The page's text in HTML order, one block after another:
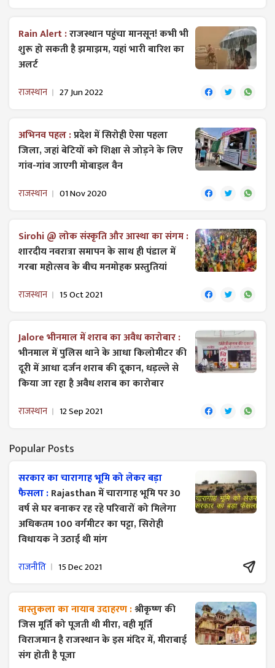
Rain Alert :राजस्थान पहुंचा मानसून! कभी भी
शुरू हो सकती है झमाझम, यहां भारी बारिश का
अलर्ट
राजस्थान 27 Jun 2022
अभिनव पहल :प्रदेश में सिरोही ऐसा पहला
जिला, जहां बेटियों को शिक्षा से जोड़ने के लिए
गांव-गांव जाएगी मोबाइल वैन
राजस्थान 01 Nov 2020
Sirohi @ लोक संस्कृति और आस्था का संगम :
शारदीय नवरात्रा समापन के साथ ही पंडाल में
गरबा महोत्सव के बीच मनमोहक प्रस्तुतियां
राजस्थान 15 Oct 2021
Jalore भीनमाल में शराब का अवैध कारोबार :
भीनमाल में पुलिस थाने के आधा किलोमीटर की
दूरी में आधा दर्जन शराब की दूकान, धड़ल्ले से
किया जा रहा है अवैध शराब का कारोबार
राजस्थान 12 Sep 2021
Popular Posts
सरकार का चारागाह भूमि को लेकर बड़ा
फैसला :Rajasthan में चारागाह भूमि पर 30
वर्ष से घर बनाकर रह रहे परिवारों को मिलेगा
अधिकतम 100 वर्गमीटर का पट्टा, सिरोही
विधायक ने उठाई थी मांग
राजनीति 15 Dec 2021
वास्तुकला का नायाब उदाहरण :श्रीकृष्ण की
जिस मूर्ति को पूजती थी मीरा, वही मूर्ति
विराजमान है राजस्थान के इस मंदिर में, मीराबाई
संग होती है पूजा